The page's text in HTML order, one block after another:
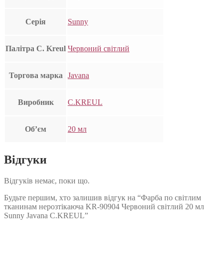
Серія Sunny
Палітра C. Kreul Червоний світлий
Торгова марка Javana
Виробник C.KREUL
Об’єм 20 мл
Відгуки
Відгуків немає, поки що.
Будьте першим, хто залишив відгук на “Фарба по світлим
тканинам нерозтікаюча KR-90904 Червоний світлий 20 мл
Sunny Javana C.KREUL”